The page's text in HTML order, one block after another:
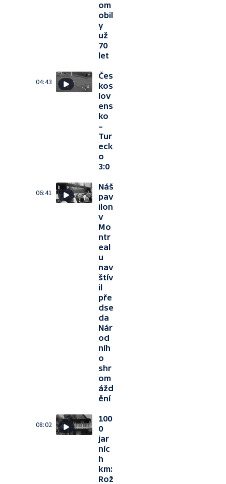
om
obil
y
už
70
let
04:43
Čes
kos
lov
ens
ko
–
Tur
eck
o
3:0
06:41
Náš
pav
ilon
v
Mo
ntr
eal
u
nav
štív
il
pře
dse
da
Nár
od
níh
o
shr
om
ážd
ění
08:02
100
0
jar
níc
h
km:
Rož